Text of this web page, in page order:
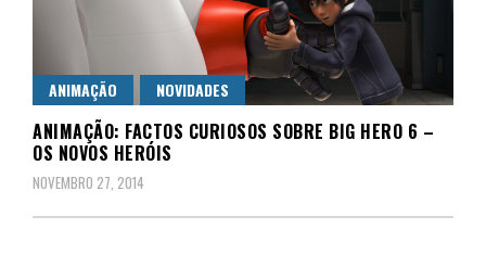
ANIMAÇÃO NOVIDADES
ANIMAÇÃO: FACTOS CURIOSOS SOBRE BIG HERO 6 –
OS NOVOS HERÓIS
NOVEMBRO 27, 2014